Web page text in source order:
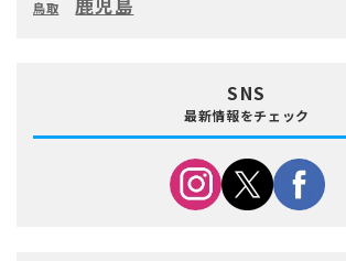
鳥取
SNS
最新情報をチェック